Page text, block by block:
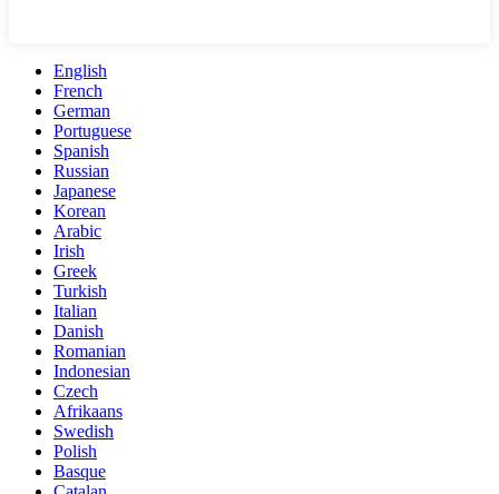
English
French
German
Portuguese
Spanish
Russian
Japanese
Korean
Arabic
Irish
Greek
Turkish
Italian
Danish
Romanian
Indonesian
Czech
Afrikaans
Swedish
Polish
Basque